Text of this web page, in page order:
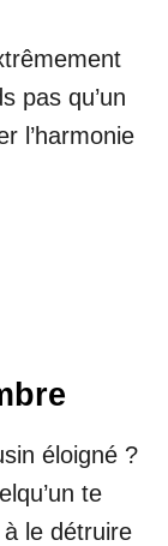
pas qu’un
l’harmonie
éloigné ?
te
le détruire